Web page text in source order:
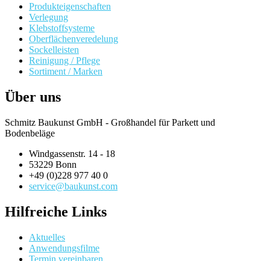
Produkteigenschaften
Verlegung
Klebstoffsysteme
Oberflächenveredelung
Sockelleisten
Reinigung / Pflege
Sortiment / Marken
Über uns
Schmitz Baukunst GmbH - Großhandel für Parkett und
Bodenbeläge
Windgassenstr. 14 - 18
53229 Bonn
+49 (0)228 977 40 0
service@baukunst.com
Hilfreiche Links
Aktuelles
Anwendungsfilme
Termin vereinbaren